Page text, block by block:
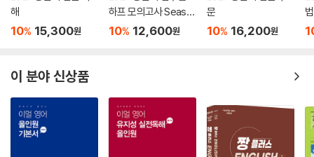
해
10% 15,300원
하프 모의고사 Seaso
n 1: 70+
10% 12,600원
문
10% 16,200원
법
이 분야 신상품